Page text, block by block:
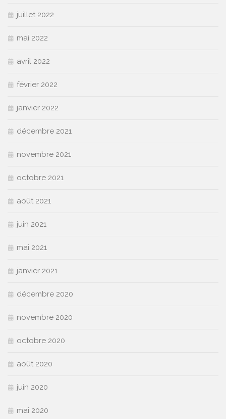
juillet 2022
mai 2022
avril 2022
février 2022
janvier 2022
décembre 2021
novembre 2021
octobre 2021
août 2021
juin 2021
mai 2021
janvier 2021
décembre 2020
novembre 2020
octobre 2020
août 2020
juin 2020
mai 2020